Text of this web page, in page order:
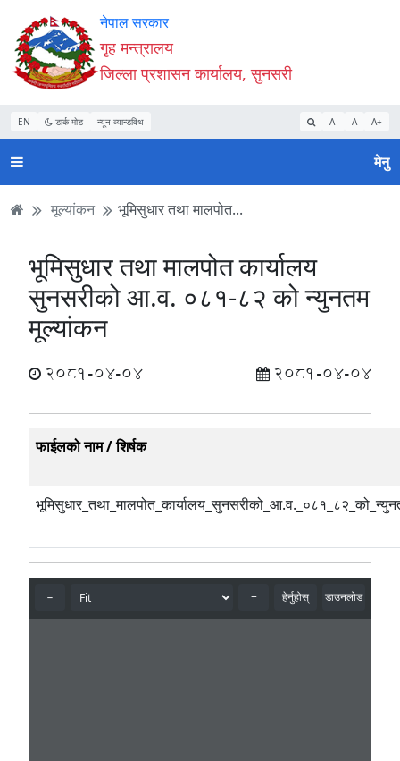
Accessibility
Mode
सुरु
गर्नुहोस्
सामाग्री
पढ्नुहाेस्
नेभिगेसन
पढ्नुहाेस्
वेबसाइट
खोजमा
जानुहोस्
नेपाल सरकार
गृह मन्त्रालय
जिल्ला प्रशासन कार्यालय, सुनसरी
EN डार्क मोड न्यून व्यान्डविथ A- A A+
मेनु
मूल्यांकन भूमिसुधार तथा मालपोत...
भूमिसुधार तथा मालपोत कार्यालय
सुनसरीको आ.व. ०८१-८२ को न्युनतम
मूल्यांकन
2081-04-04 2081-04-04
फाईलको नाम / शिर्षक